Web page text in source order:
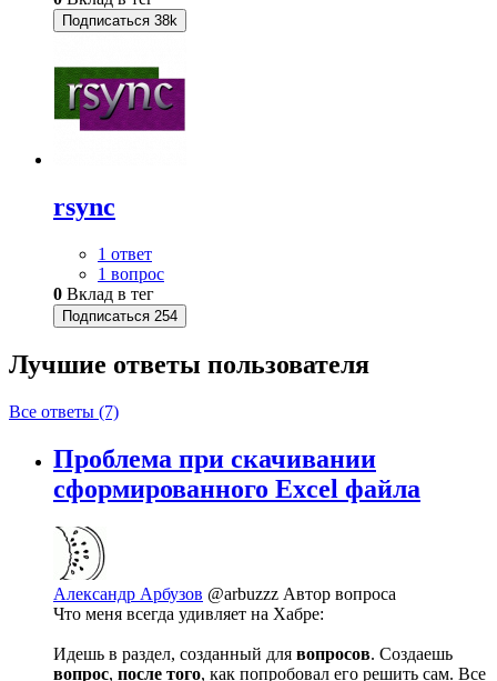
Подписаться 38k
rsync
1 ответ
1 вопрос
0 Вклад в тег
Подписаться 254
Лучшие ответы пользователя
Все ответы (7)
Проблема при скачивании
сформированного Excel файла
Александр Арбузов @arbuzzz Автор вопроса
Что меня всегда удивляет на Хабре:
Идешь в раздел, созданный для вопросов. Создаешь
вопрос, после того, как попробовал его решить сам. Все